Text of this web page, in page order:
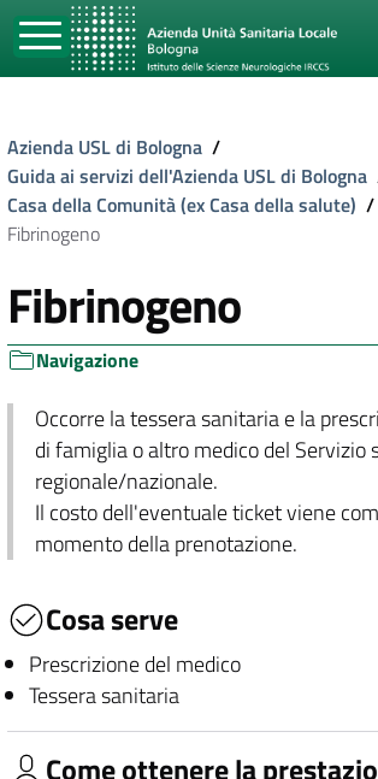
Azienda USL di Bologna /
Guida ai servizi dell'Azienda USL di Bologna
Casa della Comunità (ex Casa della salute) /
Fibrinogeno
Fibrinogeno
Navigazione
Occorre la tessera sanitaria e la
di famiglia o altro medico del Servizio
regionale/nazionale.
Il costo dell'eventuale ticket viene
momento della prenotazione.
Cosa serve
Prescrizione del medico
Tessera sanitaria
Come ottenere la